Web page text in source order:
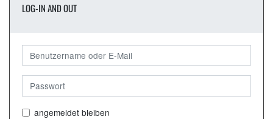
LOG-IN AND OUT
angemeldet bleiben